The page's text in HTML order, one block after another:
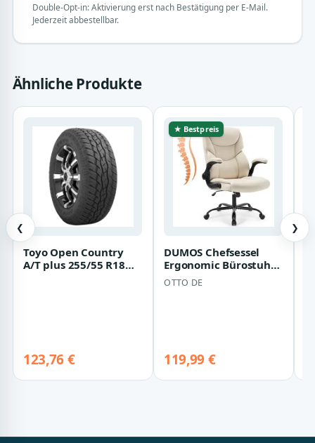
Double-Opt-in: Aktivierung erst nach Bestätigung per E-Mail.
Jederzeit abbestellbar.
Ähnliche Produkte
❮
Toyo Open Country
A/T plus 255/55 R18
123,76 €
★ Bestpreis
DUMOS Chefsessel
Ergonomic Bürostuhl
Pu-Leder Office Chair
Armlehnen D…
OTTO DE
119,99 €
❯